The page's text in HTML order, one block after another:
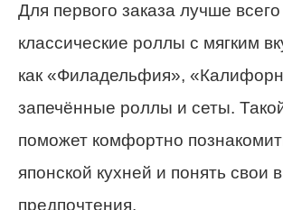
Для первого заказа лучше
классические роллы с мягким
как «Филадельфия»,
запечённые роллы и сеты.
поможет комфортно
японской кухней и понять свои
предпочтения.